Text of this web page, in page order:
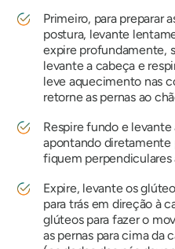
Primeiro, para preparar
postura, levante
expire profundamente,
levante a cabeça e
leve aquecimento nas
retorne as pernas ao
Respire fundo e levante
apontando diretamente
fiquem perpendiculares
Expire, levante os
para trás em direção à
glúteos para fazer o
as pernas para cima da